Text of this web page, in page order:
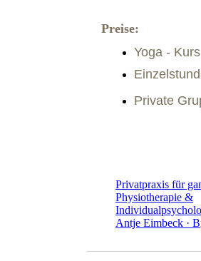
Preise:
Yoga -
Private
Privatpraxis für
Physiotherapie &
Antje Eimbeck · B